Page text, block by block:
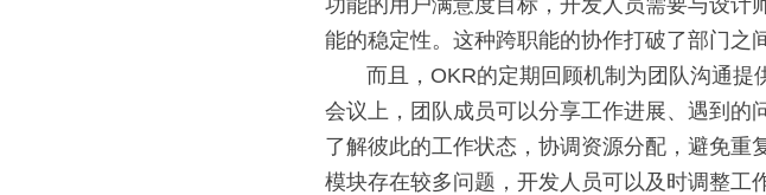
能的稳定性。这种跨职能的协作打破了部门之
会议上，团队成员可以分享工作进展、遇到的
了解彼此的工作状态，协调资源分配，避免
模块存在较多问题，开发人员可以及时调整工